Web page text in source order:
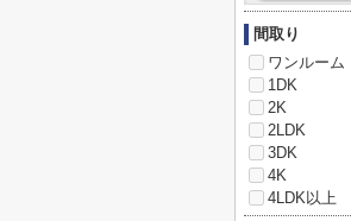
間取り
ワンルーム
1DK
2K
2LDK
3DK
4K
4LDK以上